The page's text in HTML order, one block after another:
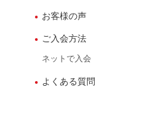
お客様の声
ご入会方法
ネットで入会
よくある質問